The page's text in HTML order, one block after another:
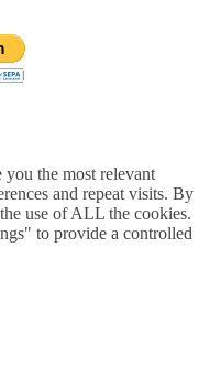
the most relevant
and repeat visits. By
use of ALL the cookies.
to provide a controlled